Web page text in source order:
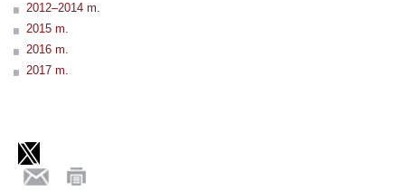
2012–2014 m.
2015 m.
2016 m.
2017 m.